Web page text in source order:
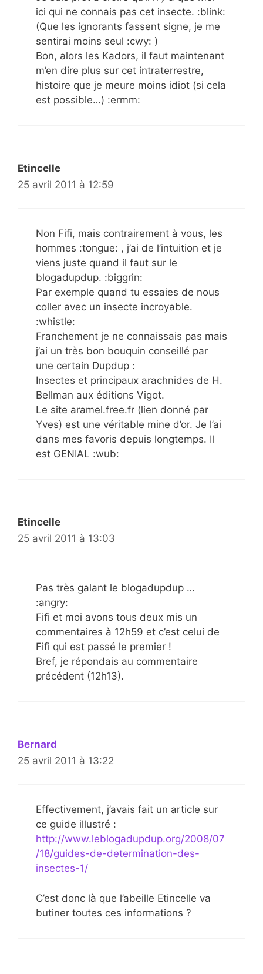
ici qui ne connais pas cet insecte. :blink:
(Que les ignorants fassent signe, je me
sentirai moins seul :cwy: )
Bon, alors les Kadors, il faut maintenant
m’en dire plus sur cet intraterrestre,
histoire que je meure moins idiot (si cela
est possible…) :ermm:
Etincelle
25 avril 2011 à 12:59
Non Fifi, mais contrairement à vous, les
hommes :tongue: , j’ai de l’intuition et je
viens juste quand il faut sur le
blogadupdup. :biggrin:
Par exemple quand tu essaies de nous
coller avec un insecte incroyable.
:whistle:
Franchement je ne connaissais pas mais
j’ai un très bon bouquin conseillé par
une certain Dupdup :
Insectes et principaux arachnides de H.
Bellman aux éditions Vigot.
Le site aramel.free.fr (lien donné par
Yves) est une véritable mine d’or. Je l’ai
dans mes favoris depuis longtemps. Il
est GENIAL :wub:
Etincelle
25 avril 2011 à 13:03
Pas très galant le blogadupdup …
:angry:
Fifi et moi avons tous deux mis un
commentaires à 12h59 et c’est celui de
Fifi qui est passé le premier !
Bref, je répondais au commentaire
précédent (12h13).
Bernard
25 avril 2011 à 13:22
Effectivement, j’avais fait un article sur
ce guide illustré :
http://www.leblogadupdup.org/2008/07
/18/guides-de-determination-des-
insectes-1/
C’est donc là que l’abeille Etincelle va
butiner toutes ces informations ?